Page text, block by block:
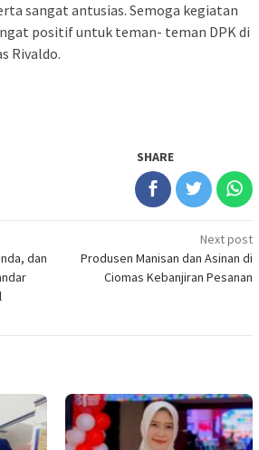
sangat antusias. Semoga kegiatan
positif untuk teman- teman DPK di
Rivaldo.
SHARE
dan
Next post
Produsen Manisan dan Asinan di
Ciomas Kebanjiran Pesanan